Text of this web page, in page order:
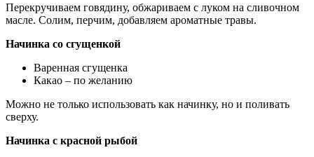
Перекручиваем говядину, обжариваем с луком на сливочном
масле. Солим, перчим, добавляем ароматные травы.
Начинка со сгущенкой
Варенная сгущенка
Какао – по желанию
Можно не только использовать как начинку, но и поливать
сверху.
Начинка с красной рыбой